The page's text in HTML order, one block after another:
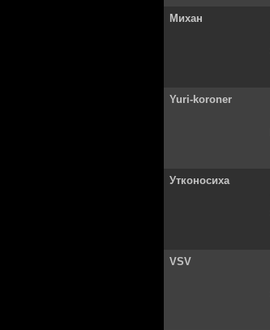
Михан
Yuri-koroner
Утконосиха
VSV